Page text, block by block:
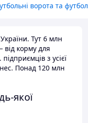
ворота та
Тут 6 млн
від корму для
з усієї
Понад 120 млн
якої